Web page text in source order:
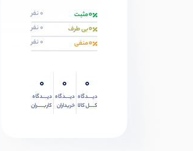
0مثبت 0 نفر
0بی طرف 0 نفر
0منفی 0 نفر
0
دیــــدگاه
کــــل کالا
0
دیــــدگاه
خریداران
0
دیــــدگاه
کاربـــــران